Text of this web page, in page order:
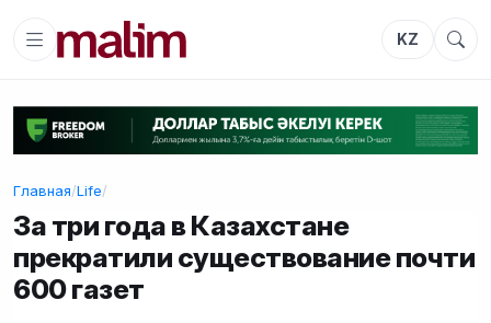
KZ
Главная/Life/
За три года в Казахстане
прекратили существование почти
600 газет